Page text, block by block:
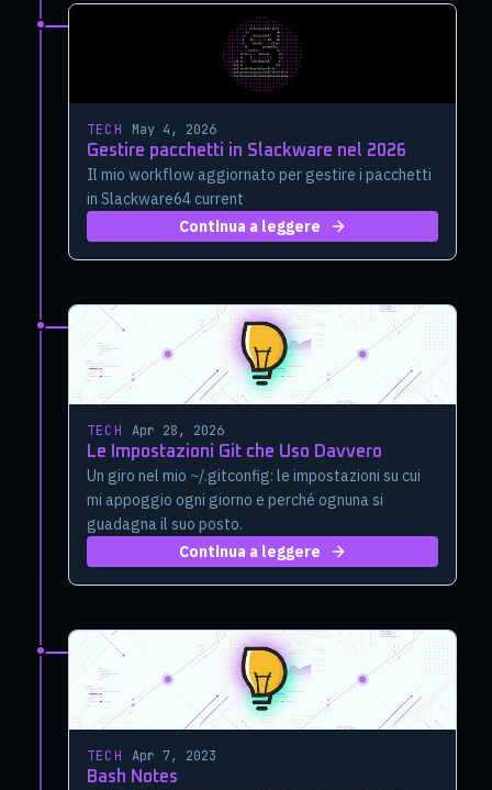
TECH
May 4, 2026
Gestire pacchetti in Slackware nel 2026
Il mio workflow aggiornato per gestire i pacchetti
in Slackware64 current
Continua a leggere
TECH ·Apr 28, 2026
Le Impostazioni Git che Uso Davvero
Un giro nel mio ~/.gitconfig: le impostazioni su cui
mi appoggio ogni giorno e perché ognuna si
guadagna il suo posto.
Continua a leggere
TECH ·Apr 7, 2023
Bash Notes